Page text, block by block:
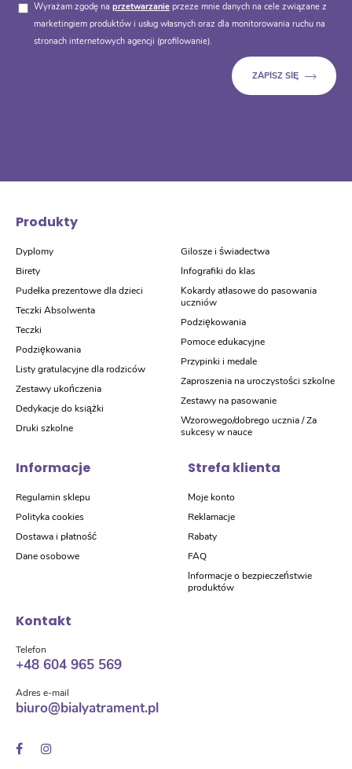
Wyrażam zgodę na przetwarzanie przeze mnie danych na cele związane z
marketingiem produktów i usług własnych oraz dla monitorowania ruchu na
stronach internetowych agencji (profilowanie).
Produkty
Dyplomy
Birety
Pudełka prezentowe dla dzieci
Teczki Absolwenta
Teczki
Podziękowania
Listy gratulacyjne dla rodziców
Zestawy ukończenia
Dedykacje do książki
Druki szkolne
Gilosze i świadectwa
Infografiki do klas
Kokardy atłasowe do pasowania
uczniów
Podziękowania
Pomoce edukacyjne
Przypinki i medale
Zaproszenia na uroczystości szkolne
Zestawy na pasowanie
Wzorowego/dobrego ucznia / Za
sukcesy w nauce
Informacje
Regulamin sklepu
Polityka cookies
Dostawa i płatność
Dane osobowe
Strefa klienta
Moje konto
Reklamacje
Rabaty
FAQ
Informacje o bezpieczeństwie
produktów
Kontakt
Telefon
+48 604 965 569
Adres e-mail
biuro@bialyatrament.pl